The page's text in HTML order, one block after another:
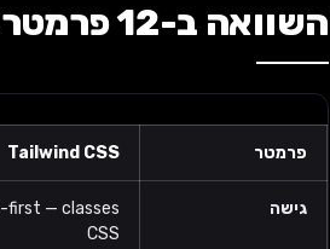
השוואה ב-12 פרמטרים: Tailwind CSS מול Bootstrap
פרמטר Tailwind CSS
גישה
CSS